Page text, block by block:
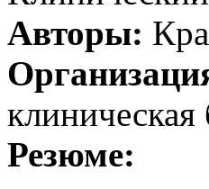
Авторы:
клиническая
Резюме: